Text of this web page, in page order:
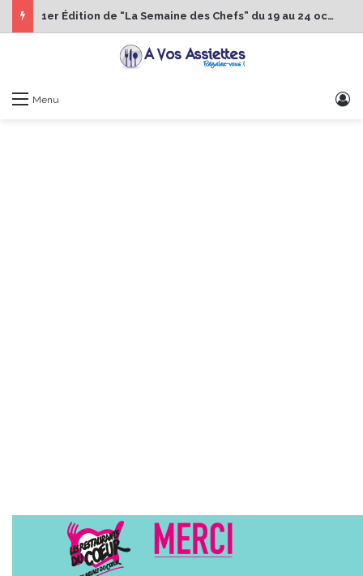
1er Édition de “La Semaine des Chefs” du 19 au 24 octobre 2026
Menu